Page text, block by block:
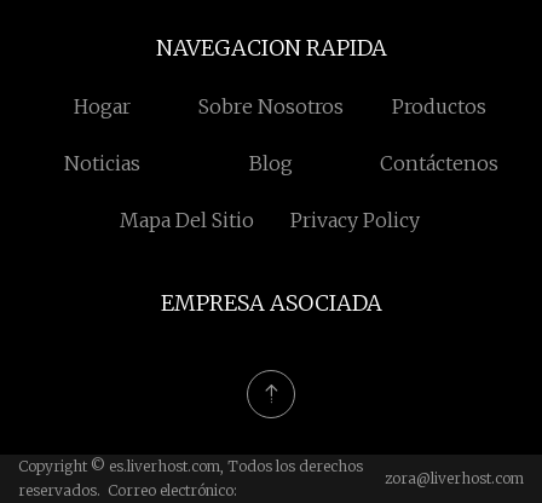
NAVEGACION RAPIDA
Hogar Sobre Nosotros Productos
Noticias Blog Contáctenos
Mapa Del Sitio Privacy Policy
EMPRESA ASOCIADA
Copyright © es.liverhost.com, Todos los derechos
reservados. Correo electrónico:
zora@liverhost.com